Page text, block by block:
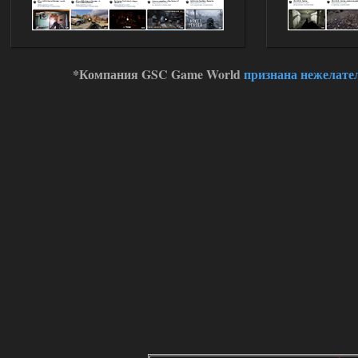
(Standalone Final) от 29.12.2025!
Доступно только для пользователей
*Компания GSC Game Worldпризнана